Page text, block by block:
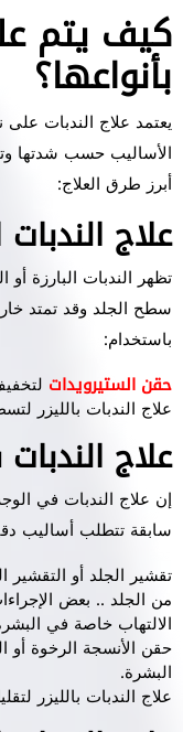
كيف يتم
بأنواعها؟
يعتمد علاج الندبات
الأساليب حسب شدتها
أبرز طرق العلاج:
1. علاج الندبات
تظهر الندبات البارزة
سطح الجلد وقد تمتد
باستخدام:
حقن الستيرويدات
علاج الندبات بالليزر
2. علاج
إن علاج الندبات في
سابقة تتطلب أساليب
تقشير الجلد أو التقشير
من الجلد .. بعض
الالتهاب خاصة في
حقن الأنسجة الرخوة
البشرة.
علاج الندبات بالليزر